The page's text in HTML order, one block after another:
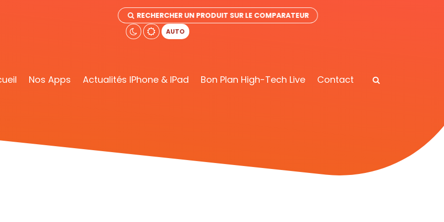
RECHERCHER UN PRODUIT SUR LE COMPARATEUR
AUTO
Nos Apps Actualités IPhone & IPad Bon Plan High-Tech Live Contact